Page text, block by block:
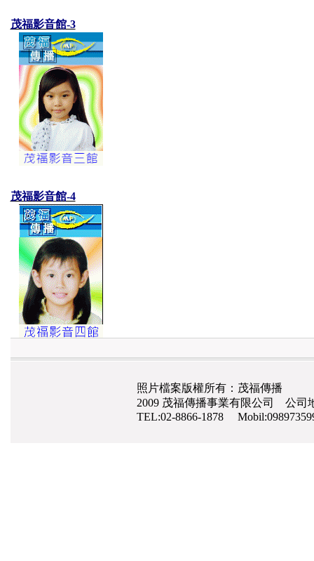
茂福影音館-3
茂福影音館-4
照片檔案版權所有：茂福傳播
2009 茂福傳播事業有限公司 公司
TEL:02-8866-1878